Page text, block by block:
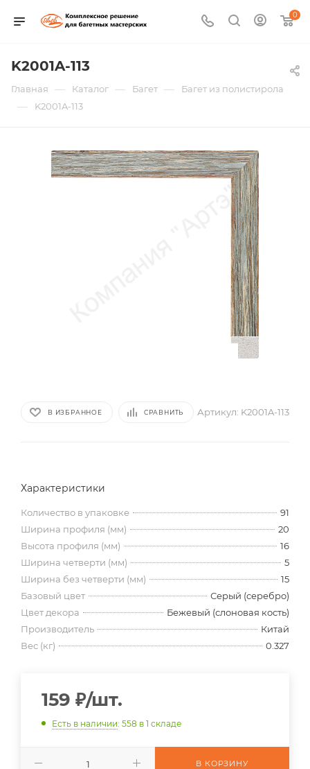
0
K2001A-113
Главная — Каталог — Багет — Багет из полистирола
— K2001A-113
В ИЗБРАННОЕ СРАВНИТЬ Артикул: K2001A-113
Характеристики
Количество в упаковке
91
Ширина профиля (мм)
20
Высота профиля (мм)
16
Ширина четверти (мм)
5
Ширина без четверти (мм)
15
Базовый цвет
Серый (серебро)
Цвет декора
Бежевый (слоновая кость)
Производитель
Китай
Вес (кг)
0.327
159 ₽/шт.
Есть в наличии: 558 в 1 складе
В КОРЗИНУ